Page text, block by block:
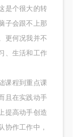
是个很大的转
子会跟不上那
更何况我并不
、生活和工作
程到重点课
且在实践动手
提高动手创造
协作工作中，